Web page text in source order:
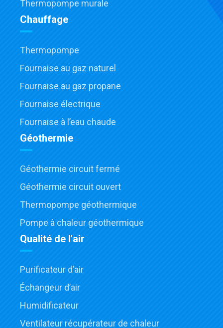
Thermopompe murale
Chauffage
Thermopompe
Fournaise au gaz naturel
Fournaise au gaz propane
Fournaise électrique
Fournaise à l’eau chaude
Géothermie
Géothermie circuit fermé
Géothermie circuit ouvert
Thermopompe géothermique
Pompe à chaleur géothermique
Qualité de l'air
Purificateur d’air
Échangeur d’air
Humidificateur
Ventilateur récupérateur de chaleur